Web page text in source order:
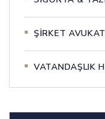
ŞİRKET
VATANDAŞLIK